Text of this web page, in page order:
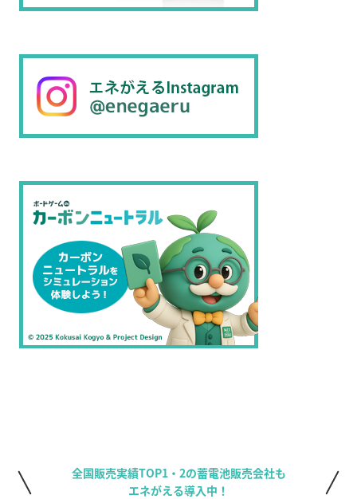
全国販売実績TOP1・2の蓄電池販売会社も
エネがえる導入中！